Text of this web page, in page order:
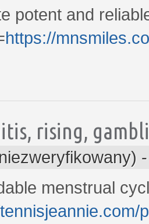
potent and
https://
rising,
menstrual